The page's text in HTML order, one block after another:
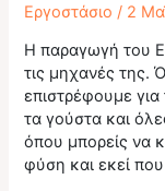
Εργοστάσιο / 2
Η παραγωγή του
τις μηχανές της.
επιστρέφουμε
τα γούστα και
όπου μπορείς να
φύση και εκεί